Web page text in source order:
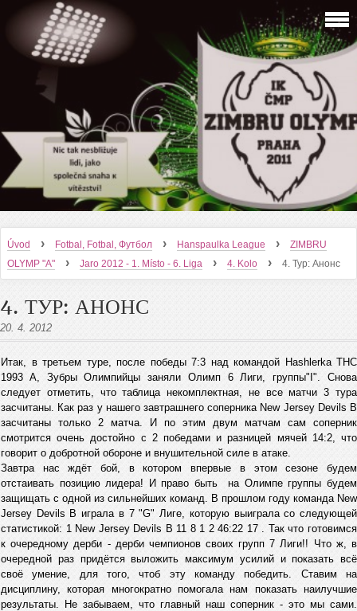
Úvod › Fotbal, Fotbal, Футбол › Hanspaulka League ›
ZIMBRU
OLYMP "A"
› Jaro 2012 - 1. Místo - 6. Liga › 4. Kolo › 4. Тур: Анонс
4. ТУР: АНОНС
20. 4. 2012
Итак, в третьем туре, после победы 7:3 над командой Hashlerka THC
1993 A, Зубры Олимпийцы заняли Олимп 6 Лиги, группы"I". Снова
следует отметить, что таблица некомплектная, не все матчи 3 тура
засчитаны. Как раз у нашего завтрашнего соперника New Jersey Devils B
заcчитаны только 2 матча. И по этим двум матчам сам соперник
смотрится очень достойно с 2 победами и разницей мячей 14:2, что
говорит о добротной обороне и внушительной силе в атаке.
Завтра нас ждёт бой, в котором впервые в этом сезоне будем
отстаивать позицию лидера! И право быть на Олимпе группы будем
защищать с одной из сильнейших команд. В прошлом году команда New
Jersey Devils B играла в 7 "G" Лиге, которую выиграла со следующей
статистикой: 1 New Jersey Devils B 11 8 1 2 46:22 17 . Так что готовимся
к очередному дерби - дерби чемпионов своих групп 7 Лиги!! Что ж, в
очередной раз придётся выложить максимум усилий и показать всё
своё умение, для того, чтоб эту команду победить. Ставим на
дисциплину, которая многократно помогала нам показать наилучшие
результаты. Не забываем, что главный наш соперник - это мы сами.